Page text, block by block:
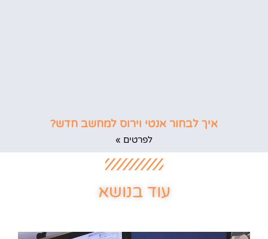
איך לבחור אנטי וירוס למחשב חדש?
לפרטים »
עוד בנושא